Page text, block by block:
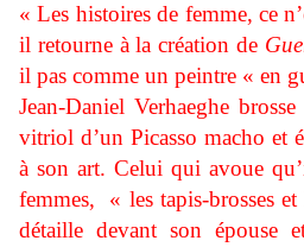
« Les histoires de femme, ce
il retourne à la création de
il pas comme un peintre « en
Jean-Daniel Verhaeghe
vitriol d’un Picasso macho et
à son art. Celui qui avoue
femmes, « les tapis-brosses
détaille devant son épouse